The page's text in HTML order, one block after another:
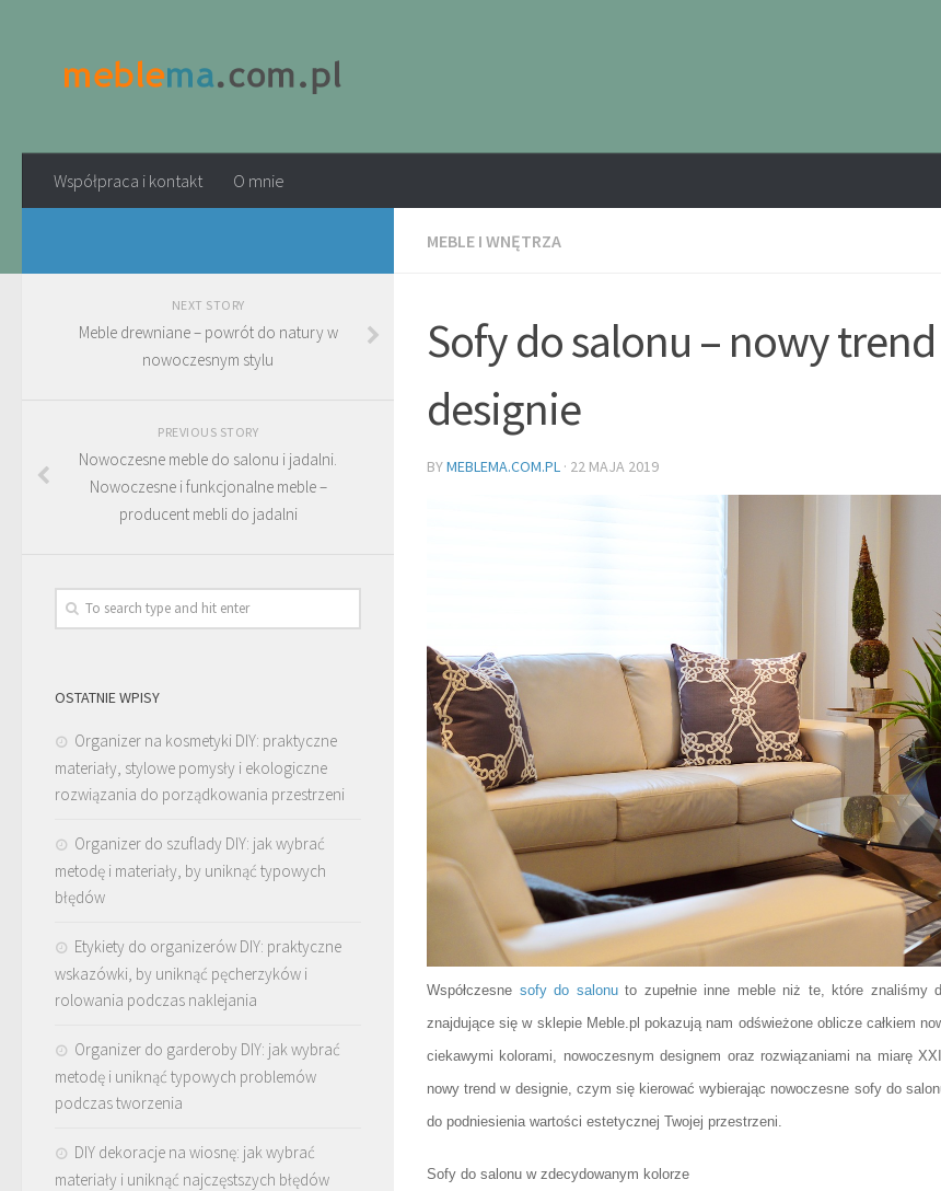
Współpraca i kontakt O mnie
MEBLE I WNĘTRZA
Sofy do salonu – nowy
designie
BYMEBLEMA.COM.PL · 22 MAJA 2019
Współczesne sofy do salonuto zupełnie inne meble niż te, które znaliśmy
znajdujące się w sklepie Meble.pl pokazują nam odświeżone oblicze całkiem
ciekawymi kolorami, nowoczesnym designem oraz rozwiązaniami na miarę
nowy trend w designie, czym się kierować wybierając nowoczesne sofy do
do podniesienia wartości estetycznej Twojej przestrzeni.
Sofy do salonu w zdecydowanym kolorze
NEXT STORY
Meble drewniane – powrót do natury w
nowoczesnym stylu
PREVIOUS STORY
Nowoczesne meble do salonu i jadalni.
Nowoczesne i funkcjonalne meble –
producent mebli do jadalni
OSTATNIE WPISY
Organizer na kosmetyki DIY: praktyczne
materiały, stylowe pomysły i ekologiczne
rozwiązania do porządkowania przestrzeni
Organizer do szuflady DIY: jak wybrać
metodę i materiały, by uniknąć typowych
błędów
Etykiety do organizerów DIY: praktyczne
wskazówki, by uniknąć pęcherzyków i
rolowania podczas naklejania
Organizer do garderoby DIY: jak wybrać
metodę i uniknąć typowych problemów
podczas tworzenia
DIY dekoracje na wiosnę: jak wybrać
materiały i uniknąć najczęstszych błędów